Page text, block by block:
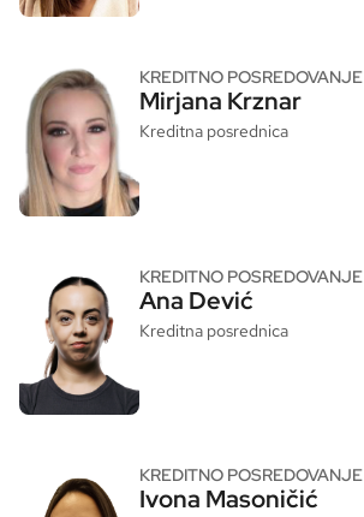
KREDITNO POSREDOVANJE
Mirjana Krznar
Kreditna posrednica
KREDITNO POSREDOVANJE
Ana Dević
Kreditna posrednica
KREDITNO POSREDOVANJE
Ivona Masoničić